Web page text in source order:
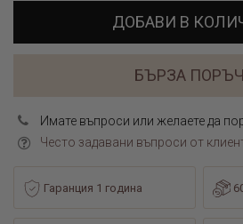
ДОБАВИ В
БЪРЗА
Имате въпроси или желаете да
Често задавани въпроси от
Гаранция 1 година